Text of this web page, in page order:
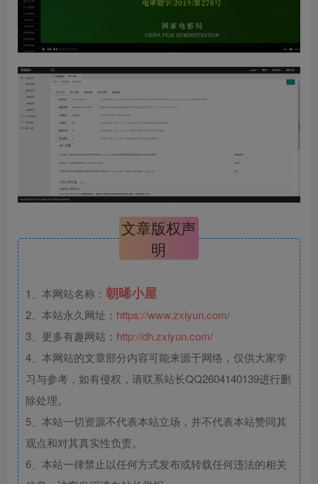
文章版权声
明
1、本网站名称： 朝晞小屋
2、本站永久网址： https://www.zxiyun.com/
3、更多有趣网站： http://dh.zxiyun.com/
4、本网站的文章部分内容可能来源于网络，仅供大家学
习与参考，如有侵权，请联系站长QQ2604140139进行删
除处理。
5、本站一切资源不代表本站立场，并不代表本站赞同其
观点和对其真实性负责。
6、本站一律禁止以任何方式发布或转载任何违法的相关